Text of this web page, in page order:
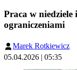
Praca w niedziele
ograniczeniami
Marek Rotkiewicz
05.04.2026 | 05:35